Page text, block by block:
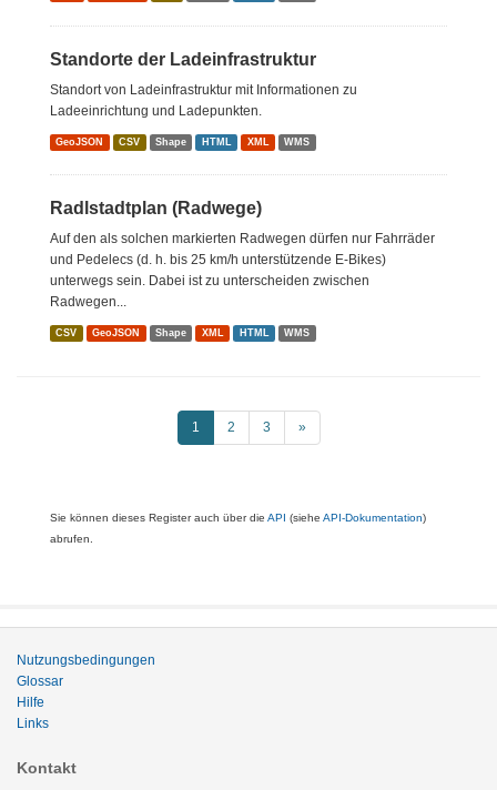
Standorte der Ladeinfrastruktur
Standort von Ladeinfrastruktur mit Informationen zu
Ladeeinrichtung und Ladepunkten.
GeoJSON CSV Shape HTML XML WMS
Radlstadtplan (Radwege)
Auf den als solchen markierten Radwegen dürfen nur Fahrräder
und Pedelecs (d. h. bis 25 km/h unterstützende E-Bikes)
unterwegs sein. Dabei ist zu unterscheiden zwischen
Radwegen...
CSV GeoJSON Shape XML HTML WMS
1 2 3 »
Sie können dieses Register auch über die API (siehe API-Dokumentation)
abrufen.
Nutzungsbedingungen
Glossar
Hilfe
Links
Kontakt